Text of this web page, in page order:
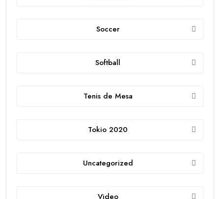
Soccer
Softball
Tenis de Mesa
Tokio 2020
Uncategorized
Video